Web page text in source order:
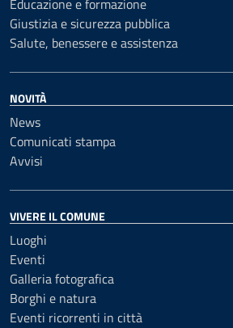
Educazione e formazione
Giustizia e sicurezza pubblica
Salute, benessere e assistenza
NOVITÀ
News
Comunicati stampa
Avvisi
VIVERE IL COMUNE
Luoghi
Eventi
Galleria fotografica
Borghi e natura
Eventi ricorrenti in città